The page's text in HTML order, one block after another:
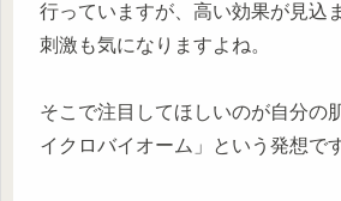
行っていますが、高い効果が見込
刺激も気になりますよね。
そこで注目してほしいのが自分の
イクロバイオーム」という発想です